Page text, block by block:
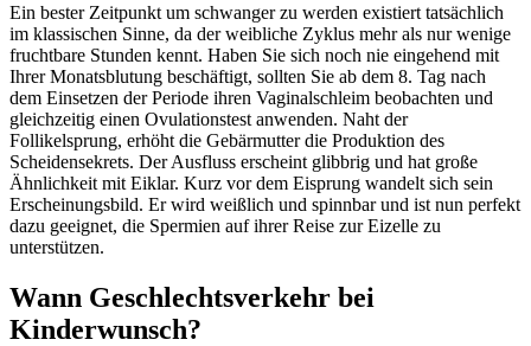
Ein bester Zeitpunkt um schwanger zu werden existiert tatsächlich
im klassischen Sinne, da der weibliche Zyklus mehr als nur wenige
fruchtbare Stunden kennt. Haben Sie sich noch nie eingehend mit
Ihrer Monatsblutung beschäftigt, sollten Sie ab dem 8. Tag nach
dem Einsetzen der Periode ihren Vaginalschleim beobachten und
gleichzeitig einen Ovulationstest anwenden. Naht der
Follikelsprung, erhöht die Gebärmutter die Produktion des
Scheidensekrets. Der Ausfluss erscheint glibbrig und hat große
Ähnlichkeit mit Eiklar. Kurz vor dem Eisprung wandelt sich sein
Erscheinungsbild. Er wird weißlich und spinnbar und ist nun perfekt
dazu geeignet, die Spermien auf ihrer Reise zur Eizelle zu
unterstützen.
Wann Geschlechtsverkehr bei
Kinderwunsch?